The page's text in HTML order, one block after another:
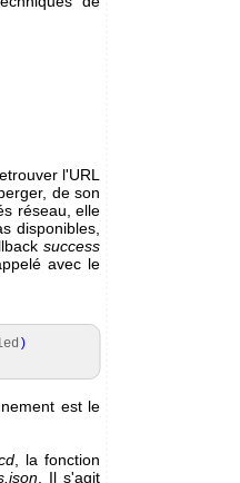
l'URL
de son
réseau, elle
disponibles,
success
avec le
)
est le
, la fonction
. Il s'agit